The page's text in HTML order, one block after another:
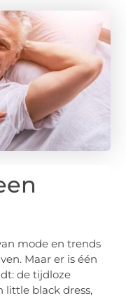
mode en trends
Maar er is één
de tijdloze
little black dress,